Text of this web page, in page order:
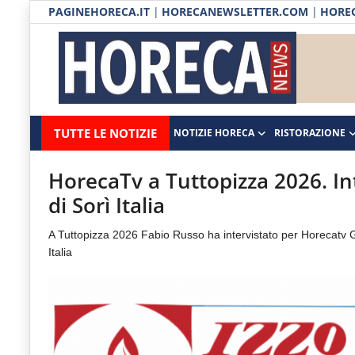
PAGINEHORECA.IT | HORECANEWSLETTER.COM |
Horecanews.it
-
Notizie
Horeca
Il
portale
del
del
TUTTE LE NOTIZIE NOTIZIE HORECA RISTORAZIONE
Notizie HORECA
Ristorazione
Ospitalità
Distribuzione
Prodotti | Dispensa Horeca
RUBRICHE
HorecaTv a Tuttopizza 2026.
di Sorì Italia
A Tuttopizza 2026 Fabio Russo ha intervistato per
Italia